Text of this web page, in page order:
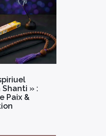
Shanti » :
Paix &